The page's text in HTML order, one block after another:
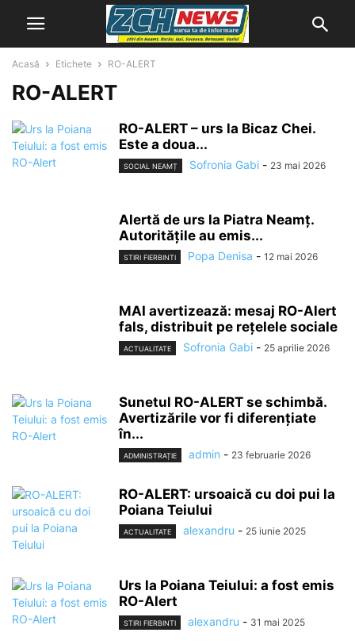
Acasă Etichete RO-ALERT
RO-ALERT
RO-ALERT – urs la Bicaz Chei.
Este a doua...
SOCIAL NEAMȚ Sofronia Gabi - 23 mai 2026
Alertă de urs la Piatra Neamț.
Autoritățile au emis...
STIRI FIERBINTI Popa Denisa - 12 mai 2026
MAI avertizează: mesaj RO-Alert
fals, distribuit pe rețelele sociale
ACTUALITATE Sofronia Gabi - 25 aprilie 2026
Sunetul RO-ALERT se schimbă.
Avertizările vor fi diferențiate
în...
ADMINISTRAȚIE admin - 23 februarie 2026
RO-ALERT: ursoaică cu doi pui la
Poiana Teiului
ACTUALITATE alexandru - 25 iunie 2025
Urs la Poiana Teiului: a fost emis
RO-Alert
STIRI FIERBINTI alexandru - 31 mai 2025